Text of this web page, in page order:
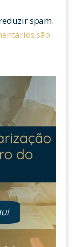
spam.
são